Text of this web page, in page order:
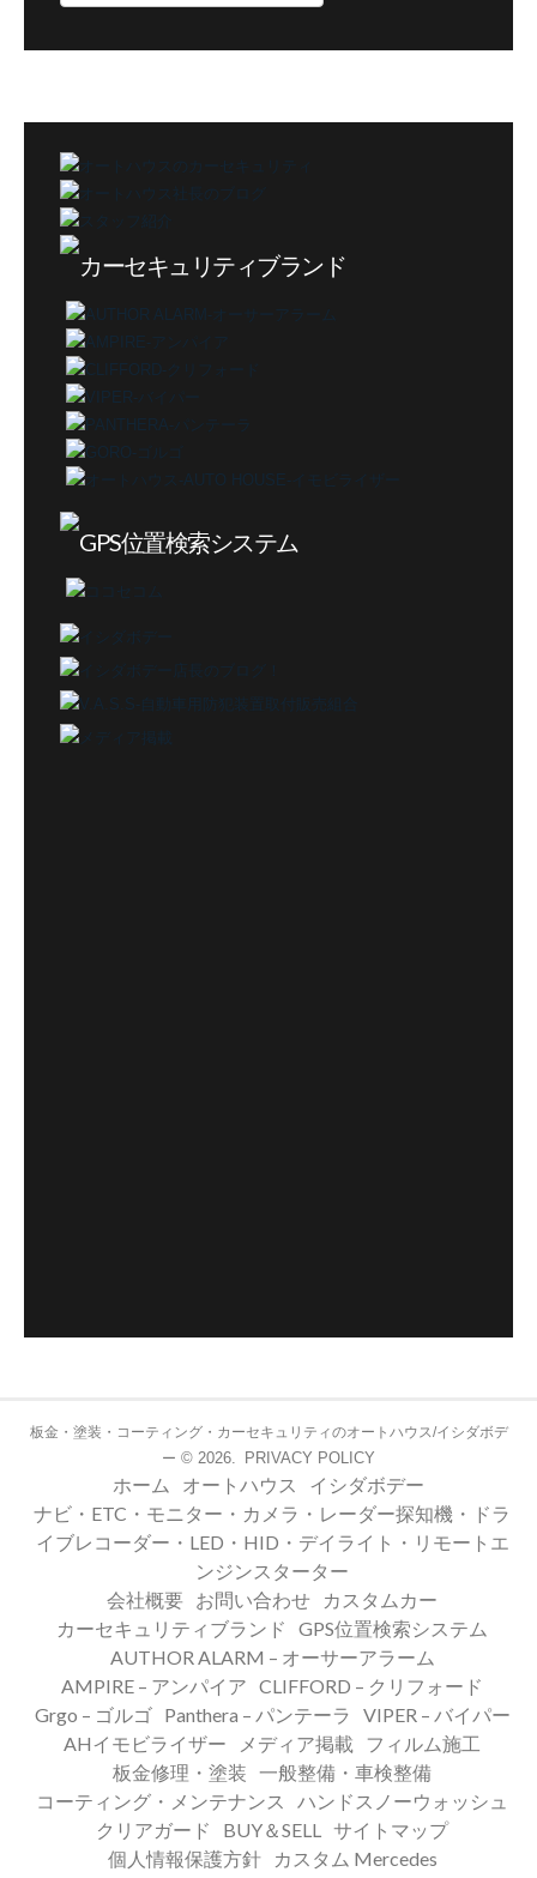
ロ
ー
板金・塗装・コーティング・カーセキュリティのオートハウス/イシダボデ
ー © 2026. PRIVACY POLICY
ホーム オートハウス
イシダボデー
ナビ・ETC・モニター・カメラ・レーダー探知機・ドラ
イブレコーダー・LED・HID・デイライト・リモートエ
ンジンスターター
会社概要 お問い合わせ
カスタムカー
カーセキュリティブランド
GPS位置検索システム
AUTHOR ALARM – オーサーアラーム
AMPIRE – アンパイア CLIFFORD – クリフォード
Grgo – ゴルゴ
Panthera – パンテーラ
VIPER – バイパー
AHイモビライザー
メディア掲載
フィルム施工
板金修理・塗装 一般整備・車検整備
コーティング・メンテナンス
ハンドスノーウォッシュ
クリアガード
BUY＆SELL サイトマップ
個人情報保護方針
カスタム Mercedes